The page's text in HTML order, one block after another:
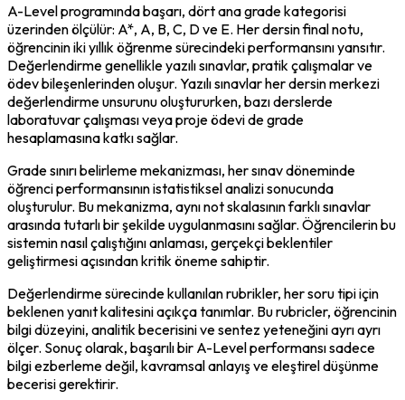
A-Level programında başarı, dört ana grade kategorisi
üzerinden ölçülür: A*, A, B, C, D ve E. Her dersin final notu,
öğrencinin iki yıllık öğrenme sürecindeki performansını yansıtır.
Değerlendirme genellikle yazılı sınavlar, pratik çalışmalar ve
ödev bileşenlerinden oluşur. Yazılı sınavlar her dersin merkezi
değerlendirme unsurunu oluştururken, bazı derslerde
laboratuvar çalışması veya proje ödevi de grade
hesaplamasına katkı sağlar.
Grade sınırı belirleme mekanizması, her sınav döneminde
öğrenci performansının istatistiksel analizi sonucunda
oluşturulur. Bu mekanizma, aynı not skalasının farklı sınavlar
arasında tutarlı bir şekilde uygulanmasını sağlar. Öğrencilerin bu
sistemin nasıl çalıştığını anlaması, gerçekçi beklentiler
geliştirmesi açısından kritik öneme sahiptir.
Değerlendirme sürecinde kullanılan rubrikler, her soru tipi için
beklenen yanıt kalitesini açıkça tanımlar. Bu rubricler, öğrencinin
bilgi düzeyini, analitik becerisini ve sentez yeteneğini ayrı ayrı
ölçer. Sonuç olarak, başarılı bir A-Level performansı sadece
bilgi ezberleme değil, kavramsal anlayış ve eleştirel düşünme
becerisi gerektirir.